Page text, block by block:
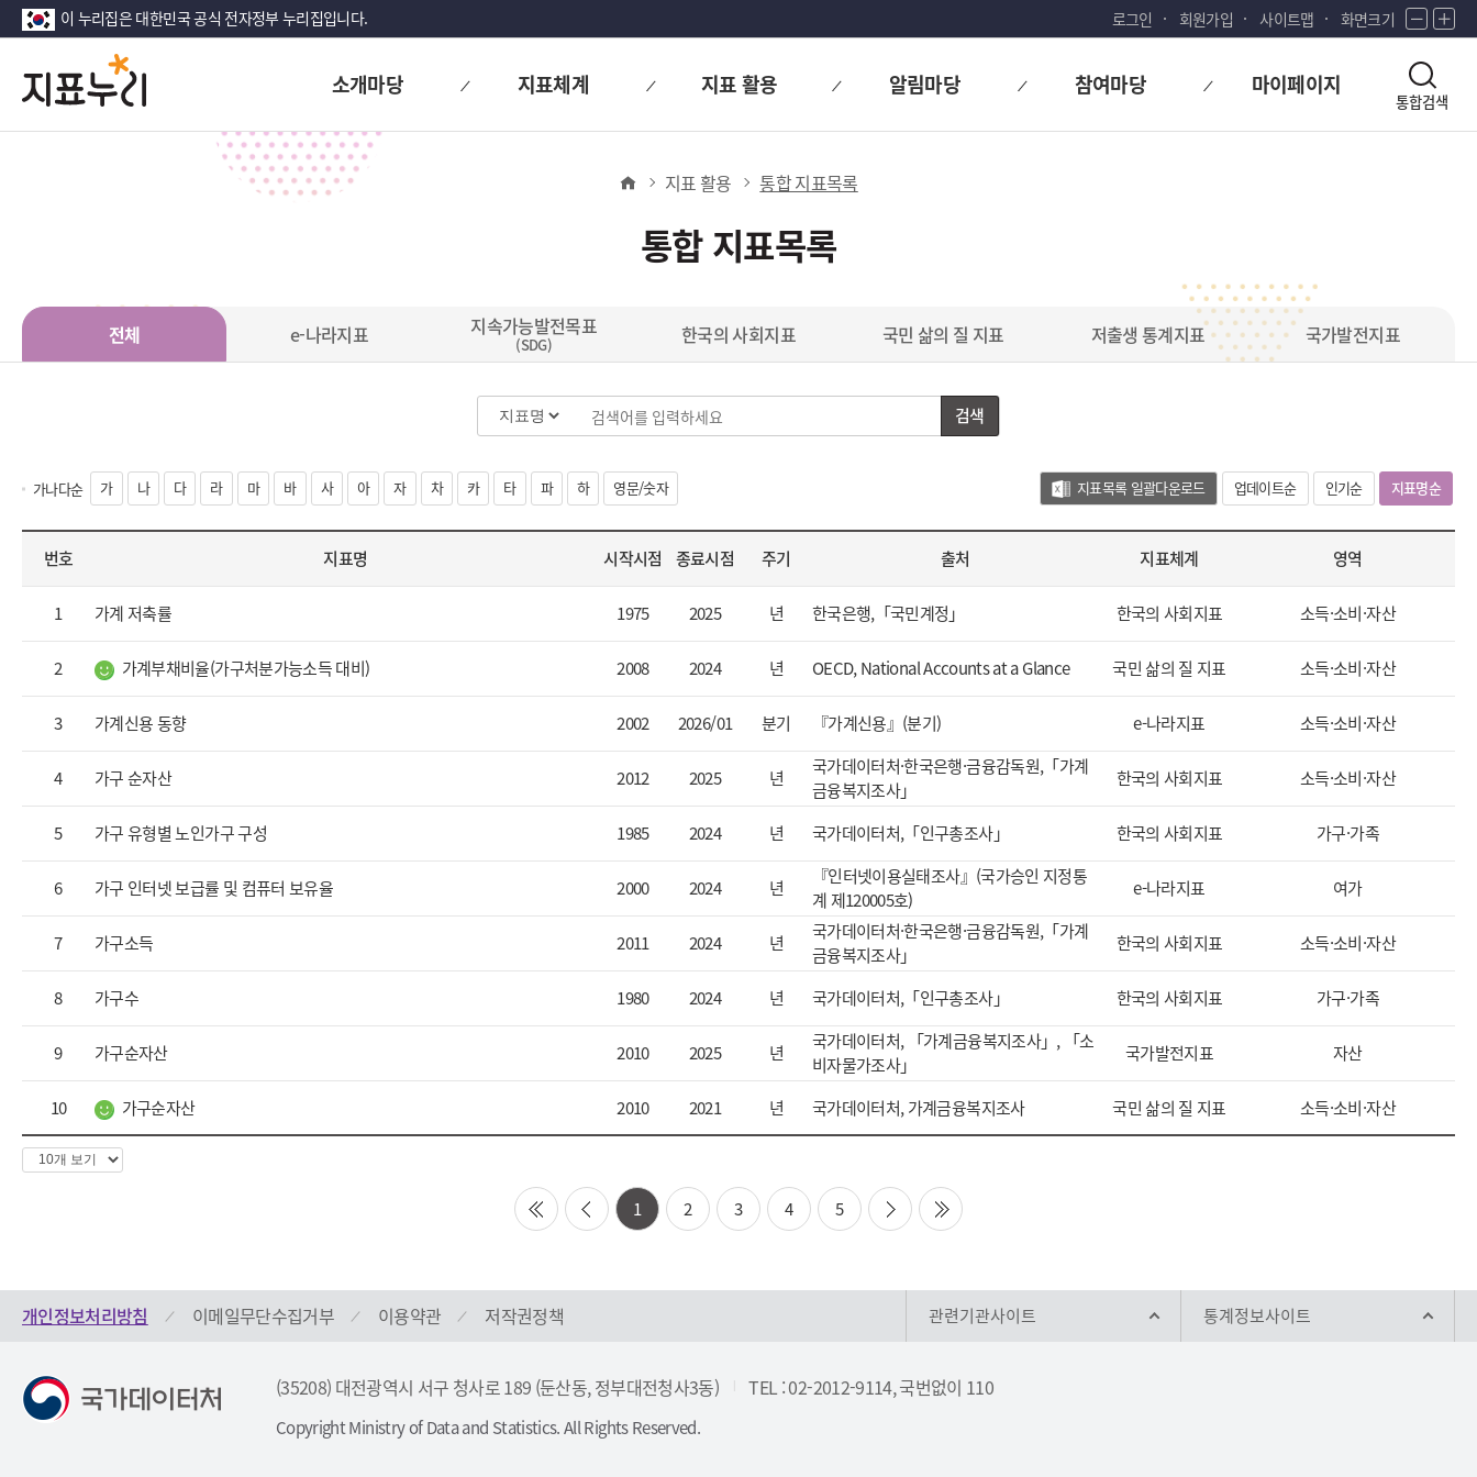
이 누리집은 대한민국 공식 전자정부 누리집입니다. 로그인 회원가입 사이트맵 화면크기
화
축
소
화
대
지
표
민
나
소개마당 지표체계 지표 활용 알림마당 참여마당 마이페이지
통합검색
홈 지표 활용 통합 지표목록
통합 지표목록
전체 e-나라지표 지속가능발전목표
(SDG) 한국의 사회지표 국민 삶의 질 지표 저출생 통계지표 국가발전지표
검색
지표목록 일괄다운로드 업데이트순 인기순 지표명순(가
나
다
가나다순 가 나 다 라 마 바 사 아 자 차 카 타 파 하 영문/숫자
번호 지표명 시작시점 종료시점 주기 출처 지표체계 영역
1 가계 저축률 1975 2025 년 한국은행,「국민계정」 한국의 사회지표 소득·소비·자산
2 가계부채비율(가구처분가능소득 대비) 2008 2024 년 OECD, National Accounts at a Glance 국민 삶의 질 지표 소득·소비·자산
3 가계신용 동향 2002 2026/01 분기 『가계신용』(분기) e-나라지표 소득·소비·자산
4 가구 순자산 2012 2025 년
국가데이터처·한국은행·금융감독원,「가계
금융복지조사」
한국의 사회지표 소득·소비·자산
5 가구 유형별 노인가구 구성 1985 2024 년 국가데이터처,「인구총조사」 한국의 사회지표 가구·가족
6 가구 인터넷 보급률 및 컴퓨터 보유율 2000 2024 년
『인터넷이용실태조사』(국가승인 지정통
계 제120005호)
e-나라지표 여가
7 가구소득 2011 2024 년
국가데이터처·한국은행·금융감독원,「가계
금융복지조사」
한국의 사회지표 소득·소비·자산
8 가구수 1980 2024 년 국가데이터처,「인구총조사」 한국의 사회지표 가구·가족
9 가구순자산 2010 2025 년
국가데이터처, 「가계금융복지조사」, 「소
비자물가조사」
국가발전지표 자산
10 가구순자산 2010 2021 년 국가데이터처, 가계금융복지조사 국민 삶의 질 지표 소득·소비·자산
first prev 1 2 3 4 5 next last
개인정보처리방침 이메일무단수집거부 이용약관 저작권정책 관련기관사이트 통계정보사이트
(35208) 대전광역시 서구 청사로 189 (둔산동, 정부대전청사3동) TEL : 02-2012-9114, 국번없이 110
Copyright Ministry of Data and Statistics. All Rights Reserved.